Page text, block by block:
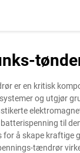
er en kritisk
og utgjør
til
for å skape kraftige
tændrør